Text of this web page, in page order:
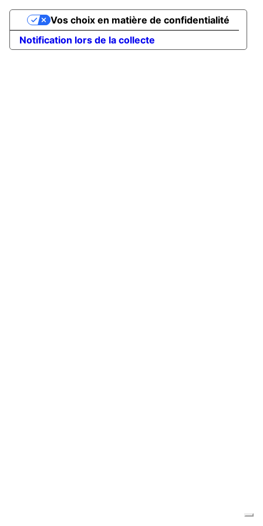
Notification lors de la collecte
Vos choix en matière de confidentialité